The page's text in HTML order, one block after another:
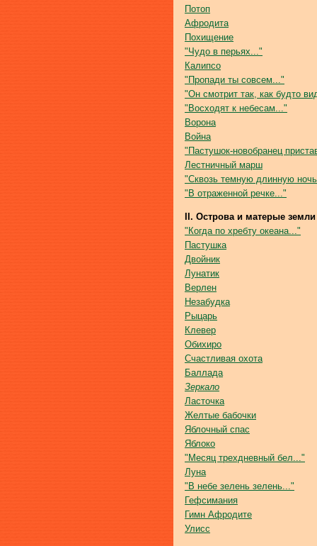
Потоп
Афродита
Похищение
"Чудо в перьях..."
Калипсо
"Пропади ты совсем..."
"Он смотрит так, как будто
"Восходят к небесам..."
Ворона
Война
"Пастушок-новобранец
Лестничный марш
"Сквозь темную длинную
"В отраженной речке..."
II. Острова и матерые земли
"Когда по хребту океана..."
Пастушка
Двойник
Лунатик
Верлен
Незабудка
Рыцарь
Клевер
Обихиро
Счастливая охота
Баллада
Зеркало
Ласточка
Желтые бабочки
Яблочный спас
Яблоко
"Месяц трехдневный бел..."
Луна
"В небе зелень зелень..."
Гефсимания
Гимн Афродите
Улисс